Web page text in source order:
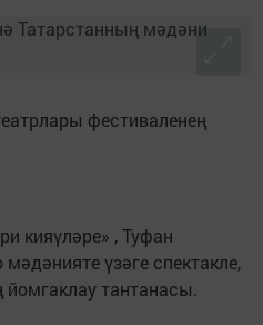
фестиваленең
кияүләре» , Туфан
үзәге спектакле,
йомгаклау тантанасы.